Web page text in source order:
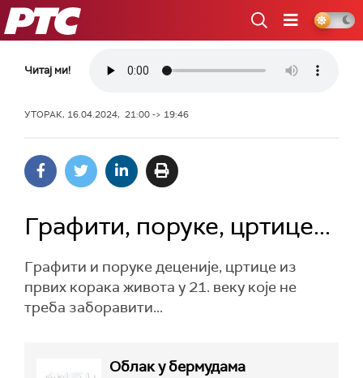
РТС
Читај ми!
УТОРАК, 16.04.2024, 21:00 -> 19:46
Графити, поруке, цртице...
Графити и поруке деценије, цртице из
првих корака живота у 21. веку које не
треба заборавити...
Облак у бермудама